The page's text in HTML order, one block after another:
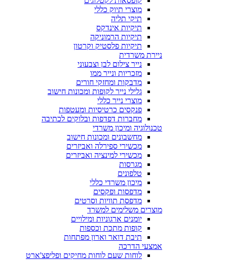
מוצרי תיוק כללי
תיקי תליה
תיקיות אינדקס
תיקיות הרמוניקה
תיקיות פלסטיק וקרטון
ניירת משרדית
נייר צילום לבן וצבעוני
מזכריות ונייר ממו
מדבקות ומחזקי חורים
גלילי נייר לקופות ומכונות חישוב
מוצרי נייר כללי
פנקסים כרטיסיות ומעטפות
מחברות דפדפות ובלוקים לכתיבה
טכנולוגיה ומיכון משרדי
מחשבונים ומכונות חישוב
מכשירי ספירלה ואביזרים
מכשירי למינציה ואביזרים
מגרסות
טלפונים
מיכון משרדי כללי
מדפסות ופקסים
מדפסת תוויות וסרטים
מוצרים משלימים למשרד
יומנים ארגוניות ומילויים
קופות מתכת וכספות
תיבת דואר וארון מפתחות
אמצעי הדרכה
לוחות שעם לוחות מחיקים ופליפצ'ארט